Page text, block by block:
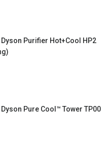
Purifier Hot+Cool HP2
Pure Cool™ Tower TP00